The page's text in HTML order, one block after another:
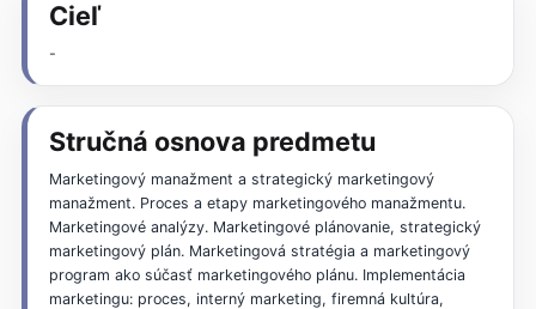
Cieľ
-
Stručná osnova predmetu
Marketingový manažment a strategický marketingový
manažment. Proces a etapy marketingového manažmentu.
Marketingové analýzy. Marketingové plánovanie, strategický
marketingový plán. Marketingová stratégia a marketingový
program ako súčasť marketingového plánu. Implementácia
marketingu: proces, interný marketing, firemná kultúra,